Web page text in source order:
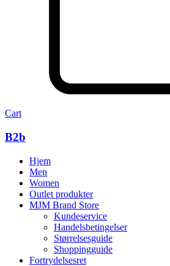
Cart
B2b
Hjem
Men
Women
Outlet produkter
MJM Brand Store
Kundeservice
Handelsbetingelser
Størrelsesguide
Shoppingguide
Fortrydelsesret